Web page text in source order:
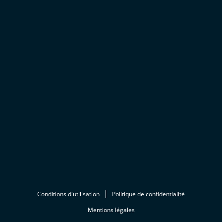
Conditions d'utilisation
Politique de confidentialité
Mentions légales